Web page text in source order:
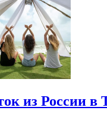
из России в